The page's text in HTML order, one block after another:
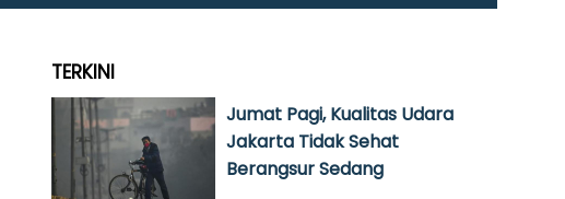
TERKINI
Jumat Pagi, Kualitas Udara
Jakarta Tidak Sehat
Berangsur Sedang